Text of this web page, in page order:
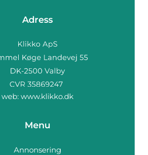
Adress
web: www.klikko.dk
Menu
Annonsering